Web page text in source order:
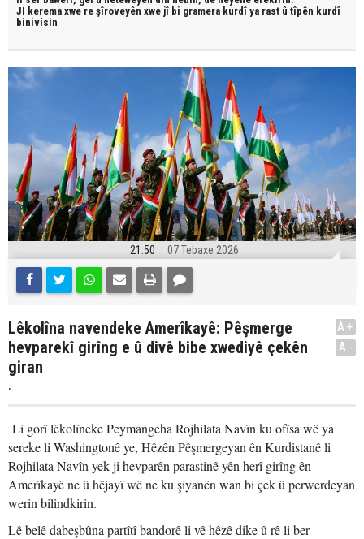
JI kerema xwe re şîroveyên xwe jî bi gramera kurdî ya rast û tîpên kurdî
binivîsin
21:50 07 Tebaxe 2026
Lêkolîna navendeke Amerîkayê: Pêşmerge
hevparekî girîng e û divê bibe xwediyê çekên
giran
.
A+
A-
Li gorî lêkolîneke Peymangeha Rojhilata Navîn ku ofîsa wê ya
sereke li Washingtonê ye, Hêzên Pêşmergeyan ên Kurdistanê li
Rojhilata Navîn yek ji hevparên parastinê yên herî girîng ên
Amerîkayê ne û hêjayî wê ne ku şiyanên wan bi çek û perwerdeyan
werin bilindkirin.
Lê belê dabeşbûna partîtî bandorê li vê hêzê dike û rê li ber